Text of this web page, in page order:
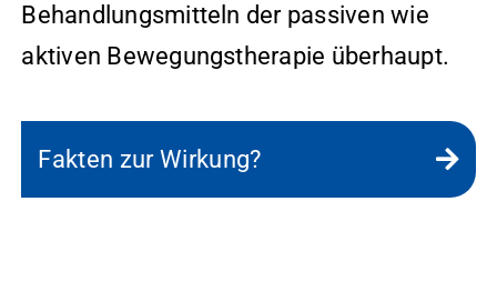
Behandlungsmitteln der passiven wie
aktiven Bewegungstherapie überhaupt.
Fakten zur Wirkung?